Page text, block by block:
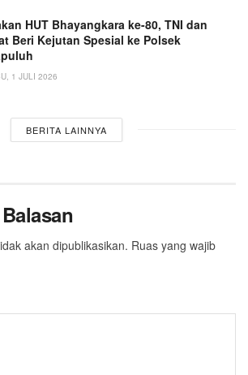
HUT Bhayangkara ke-80, TNI dan
Beri Kejutan Spesial ke Polsek
1 JULI 2026
BERITA LAINNYA
akan dipublikasikan. Ruas yang wajib